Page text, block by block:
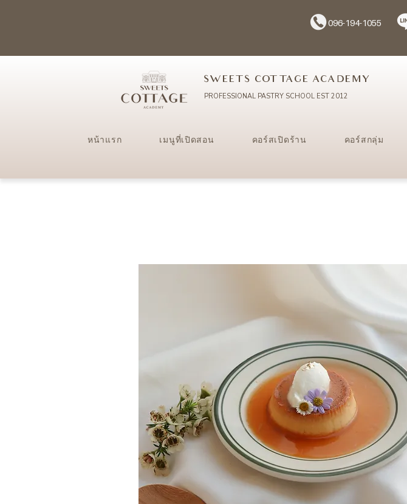
096-194-1055
SWEETS COTTAGE ACADEMY
PROFESSIONAL PASTRY SCHOOL EST 2012
หน้าแรก เมนูที่เปิดสอน คอร์สเปิดร้าน คอร์สกลุ่ม